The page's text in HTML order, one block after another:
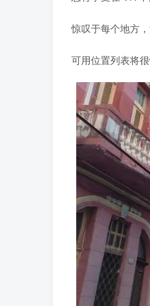
惊叹于每个地方
可用位置列表将很